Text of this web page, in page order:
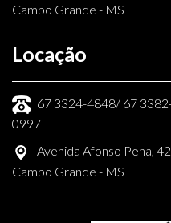
Campo Grande - MS
Locação
67 3324-4848/ 67
0997
Avenida Afonso Pena,
Campo Grande - MS